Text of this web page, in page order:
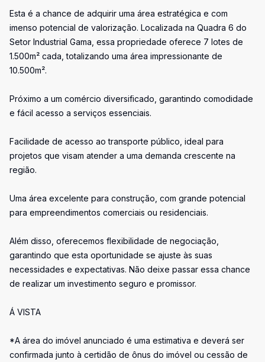
Esta é a chance de adquirir uma área estratégica e com
imenso potencial de valorização. Localizada na Quadra 6 do
Setor Industrial Gama, essa propriedade oferece 7 lotes de
1.500m² cada, totalizando uma área impressionante de
10.500m².
Próximo a um comércio diversificado, garantindo comodidade
e fácil acesso a serviços essenciais.
Facilidade de acesso ao transporte público, ideal para
projetos que visam atender a uma demanda crescente na
região.
Uma área excelente para construção, com grande potencial
para empreendimentos comerciais ou residenciais.
Além disso, oferecemos flexibilidade de negociação,
garantindo que esta oportunidade se ajuste às suas
necessidades e expectativas. Não deixe passar essa chance
de realizar um investimento seguro e promissor.
Á VISTA
*A área do imóvel anunciado é uma estimativa e deverá ser
confirmada junto à certidão de ônus do imóvel ou cessão de